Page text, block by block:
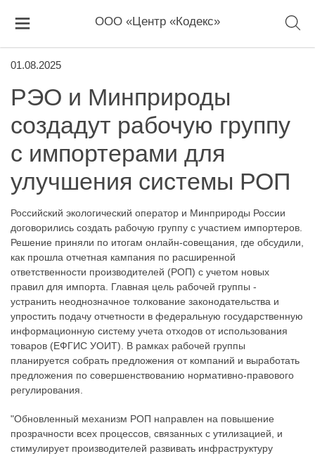
ООО «Центр «Кодекс»
01.08.2025
РЭО и Минприроды
создадут рабочую группу
с импортерами для
улучшения системы РОП
Российский экологический оператор и Минприроды России
договорились создать рабочую группу с участием импортеров.
Решение приняли по итогам онлайн-совещания, где обсудили,
как прошла отчетная кампания по расширенной
ответственности производителей (РОП) с учетом новых
правил для импорта. Главная цель рабочей группы -
устранить неоднозначное толкование законодательства и
упростить подачу отчетности в федеральную государственную
информационную систему учета отходов от использования
товаров (ЕФГИС УОИТ). В рамках рабочей группы
планируется собрать предложения от компаний и выработать
предложения по совершенствованию нормативно-правового
регулирования.
"Обновленный механизм РОП направлен на повышение
прозрачности всех процессов, связанных с утилизацией, и
стимулирует производителей развивать инфраструктуру